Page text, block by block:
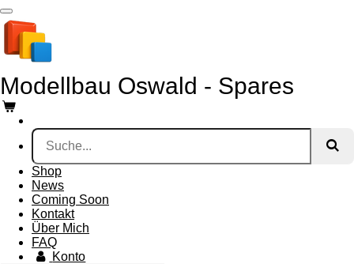
Zum
Hauptinhalt
springen
Modellbau Oswald - Spares
Shop
News
Coming Soon
Kontakt
Über Mich
FAQ
Konto